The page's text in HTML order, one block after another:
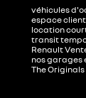
véhicules
espace
location
transit
Renault
nos garages
The